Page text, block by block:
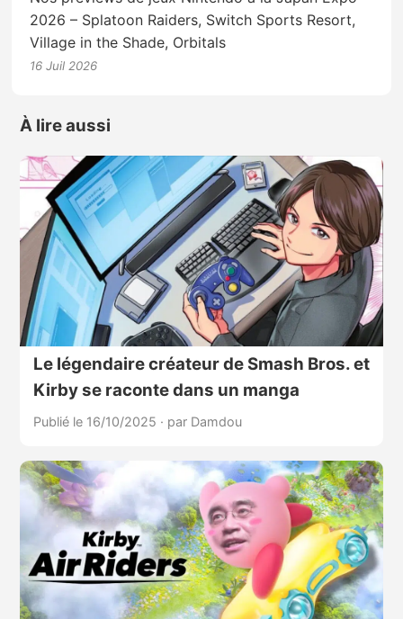
2026 – Splatoon Raiders, Switch Sports Resort,
Village in the Shade, Orbitals
16 Juil 2026
À lire aussi
Le légendaire créateur de Smash Bros. et
Kirby se raconte dans un manga
Publié le 16/10/2025 · par Damdou